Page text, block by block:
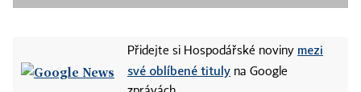
Přidejte si Hospodářské noviny mezi
své oblíbené tituly na Google